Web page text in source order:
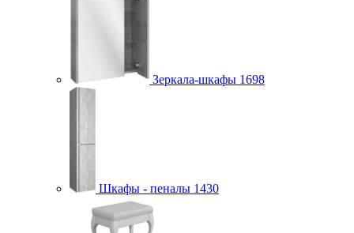
Зеркала-шкафы 1698
Шкафы - пеналы 1430